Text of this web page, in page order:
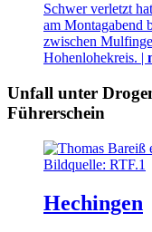
Schwer verletzt
am Montagabend
zwischen
Hohenlohekreis. |
Unfall unter
Führerschein
Hechingen